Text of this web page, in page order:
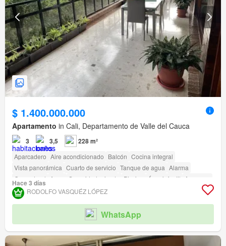
$ 1.400.000.000
Apartamento in Cali, Departamento de Valle del Cauca
3 3,5 228 m²
Aparcadero Aire acondicionado Balcón Cocina integral
Vista panorámica Cuarto de servicio Tanque de agua Alarma
Gas natural
Agua Seguridad privada Piscina Área infantil
Ascensor
Jardín Caseta de vigilancia
Hace 3 días
RODOLFO VASQUÉZ LÓPEZ
WhatsApp